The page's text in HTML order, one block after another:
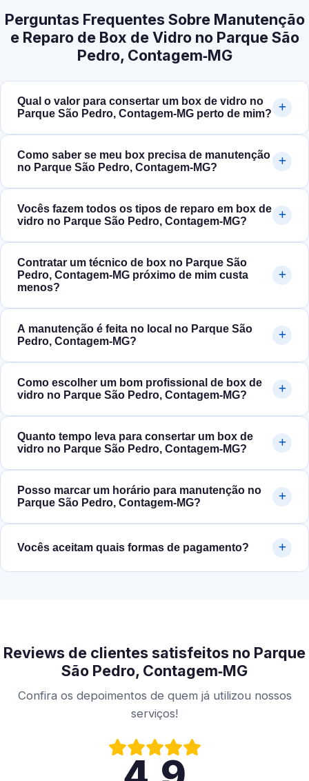
Perguntas Frequentes Sobre Manutenção
e Reparo de Box de Vidro no Parque São
Pedro, Contagem‑MG
Qual o valor para consertar um box de vidro no
Parque São Pedro, Contagem‑MG perto de mim?
Como saber se meu box precisa de manutenção
no Parque São Pedro, Contagem‑MG?
Vocês fazem todos os tipos de reparo em box de
vidro no Parque São Pedro, Contagem‑MG?
Contratar um técnico de box no Parque São
Pedro, Contagem‑MG próximo de mim custa
menos?
A manutenção é feita no local no Parque São
Pedro, Contagem‑MG?
Como escolher um bom profissional de box de
vidro no Parque São Pedro, Contagem‑MG?
Quanto tempo leva para consertar um box de
vidro no Parque São Pedro, Contagem‑MG?
Posso marcar um horário para manutenção no
Parque São Pedro, Contagem‑MG?
Vocês aceitam quais formas de pagamento?
Reviews de clientes satisfeitos no Parque
São Pedro, Contagem‑MG
Confira os depoimentos de quem já utilizou nossos
serviços!